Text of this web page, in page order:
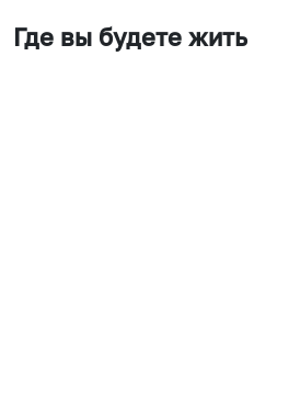
Где вы будете жить